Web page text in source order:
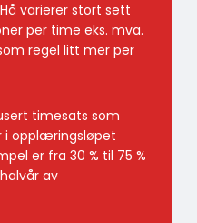
varierer stort sett
per time eks. mva.
regel litt mer per
timesats som
i opplæringsløpet
er fra 30 % til 75 %
av